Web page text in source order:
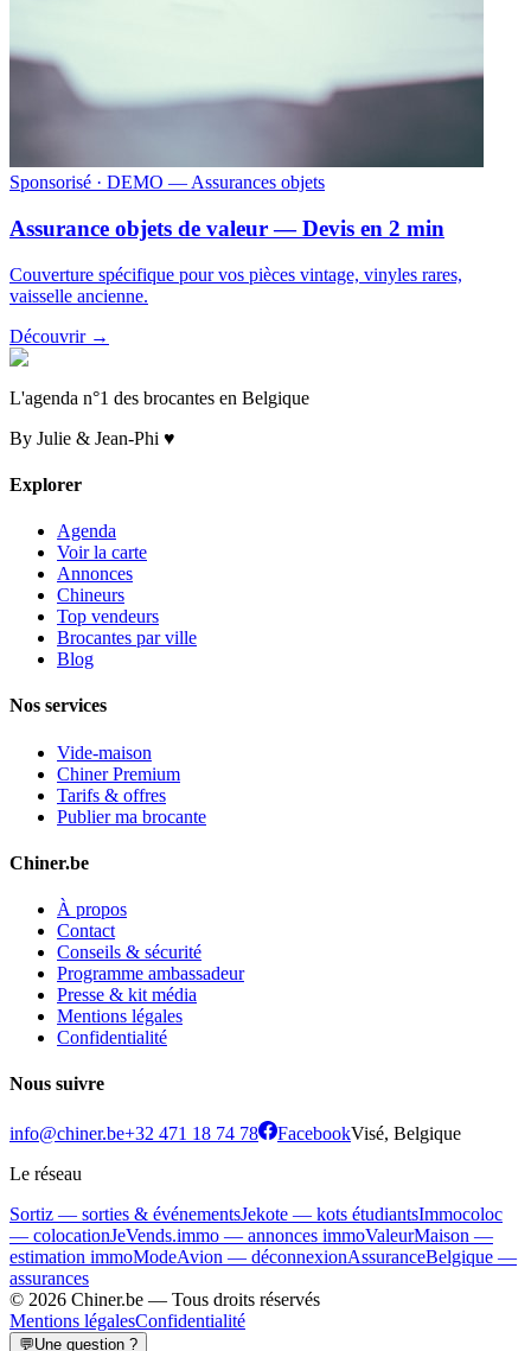
Sponsorisé · DEMO — Assurances objets
Assurance objets de valeur — Devis en 2 min
Couverture spécifique pour vos pièces vintage, vinyles rares,
vaisselle ancienne.
Découvrir →
L'agenda n°1 des brocantes en Belgique
By Julie & Jean-Phi ♥
Explorer
Agenda
Voir la carte
Annonces
Chineurs
Top vendeurs
Brocantes par ville
Blog
Nos services
Vide-maison
Chiner Premium
Tarifs & offres
Publier ma brocante
Chiner.be
À propos
Contact
Conseils & sécurité
Programme ambassadeur
Presse & kit média
Mentions légales
Confidentialité
Nous suivre
info@chiner.be+32 471 18 74 78 FacebookVisé, Belgique
Le réseau
Sortiz — sorties & événementsJekote — kots étudiantsImmocoloc
— colocationJeVends.immo — annonces immoValeurMaison —
estimation immoModeAvion — déconnexionAssuranceBelgique —
assurances
© 2026 Chiner.be — Tous droits réservés
Mentions légalesConfidentialité
💬Une question ?